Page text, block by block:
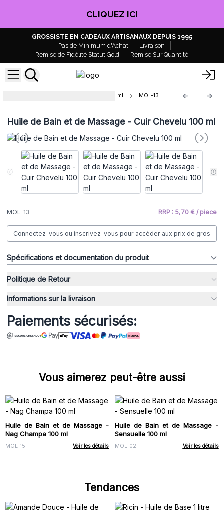
CLIQUEZ ICI
GROSSISTE EN CADEAUX ARTISANAUX DEPUIS 1995
Pas de Minimum d'Achat
Livraison
Remise de Fidélité Statut Gold
Remise Sur Quantité
Huiles de Bain & de Massage – 100 ml MOL-13
Huile de Bain et de Massage - Cuir Chevelu 100 ml
MOL-13 RRP : 5,70 € / piece
Connectez-vous ou inscrivez-vous pour accéder aux prix de gros
Spécifications et documentation du produit
Politique de Retour
Informations sur la livraison
Paiements sécurisés:
Vous aimerez peut-être aussi
Huile de Bain et de Massage -
Nag Champa 100 ml
MOL-15 Voir les détails
Huile de Bain et de Massage -
Sensuelle 100 ml
MOL-02 Voir les détails
Tendances